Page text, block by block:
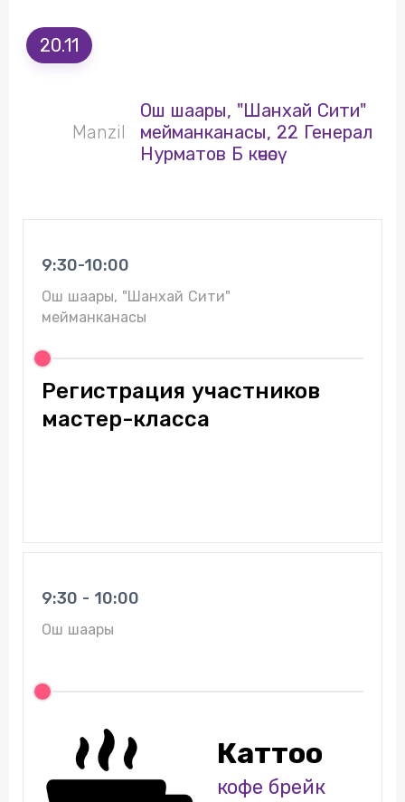
20.11
Manzil
Ош шаары, "Шанхай Сити"
мейманканасы, 22 Генерал
Нурматов Б көчөсү
9:30-10:00
Ош шаары, "Шанхай Сити"
мейманканасы
Регистрация участников
мастер-класса
9:30 - 10:00
Ош шаары
Каттоо
кофе брейк